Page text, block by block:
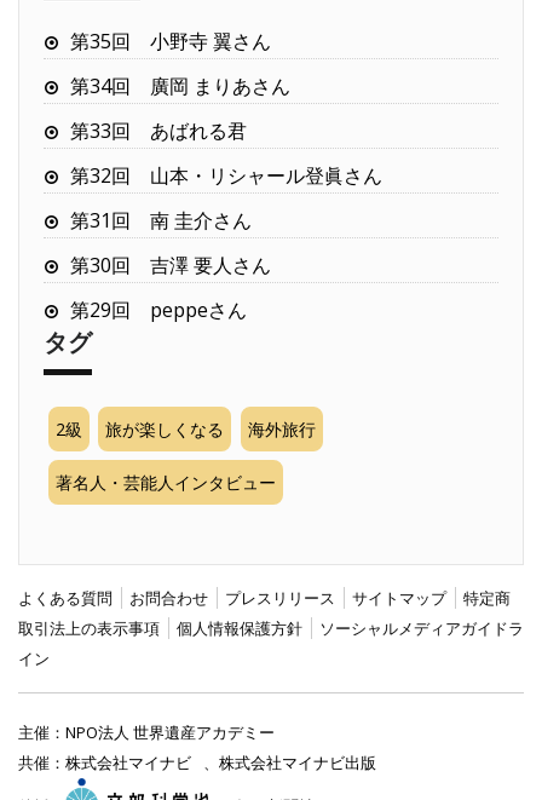
第35回 小野寺 翼さん
第34回 廣岡 まりあさん
第33回 あばれる君
第32回 山本・リシャール登眞さん
第31回 南 圭介さん
第30回 吉澤 要人さん
第29回 peppeさん
タグ
2級 旅が楽しくなる 海外旅行
著名人・芸能人インタビュー
よくある質問 お問合わせ プレスリリース サイトマップ
特定商
取引法上の表示事項
個人情報保護方針
ソーシャルメディアガイドラ
イン
主催： NPO法人 世界遺産アカデミー
共催： 株式会社マイナビ 、 株式会社マイナビ出版